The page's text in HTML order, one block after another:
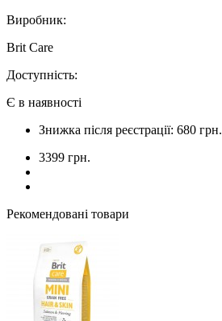
Виробник:
Brit Care
Доступність:
Є в наявності
Знижка після реєстрації: 680 грн.
3399 грн.
Рекомендовані товари